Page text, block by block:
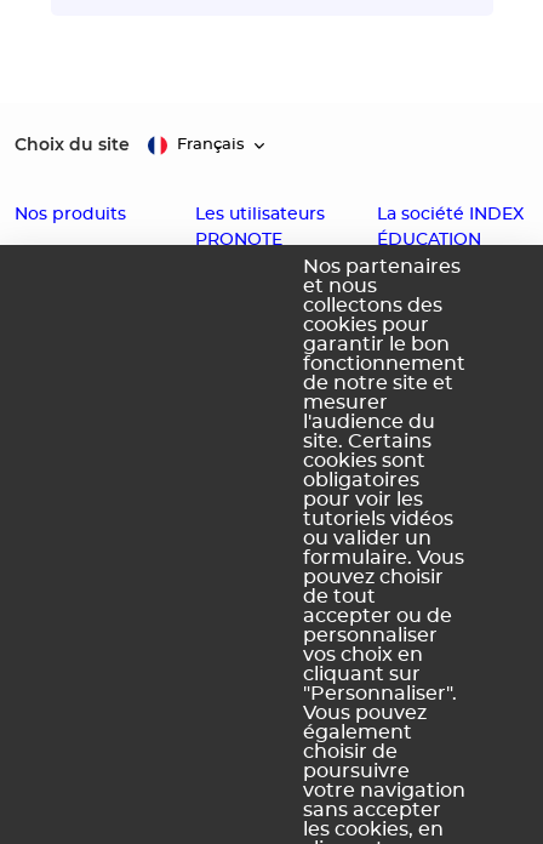
Choix du site Français
Nos produits
Les utilisateurs
PRONOTE
Enseignants
La société INDEX
ÉDUCATION
Histoire
Offres d'emploi
Contact
Accessibilité :
Partiellement
conforme
Schéma
pluriannuel
d'accessibilité
numérique
Légal produits
Conditions générales de
vente et d'utilisation
Dispositions relatives à la
protection des données
personnelles
Nos partenaires
et nous
collectons des
cookies pour
garantir le bon
fonctionnement
de notre site et
mesurer
l'audience du
site. Certains
cookies sont
obligatoires
pour voir les
tutoriels vidéos
ou valider un
formulaire. Vous
pouvez choisir
de tout
accepter ou de
personnaliser
vos choix en
cliquant sur
"Personnaliser".
Vous pouvez
également
choisir de
poursuivre
votre navigation
sans accepter
les cookies, en